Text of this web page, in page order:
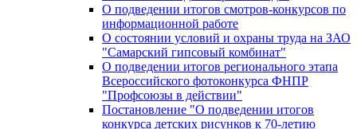
О подведении итогов смотров-конкурсов по
информационной работе
О состоянии условий и охраны труда на ЗАО
"Самарский гипсовый комбинат"
О подведении итогов регионального этапа
Всероссийского фотоконкурса ФНПР
"Профсоюзы в действии"
Постановление "О подведении итогов
конкурса детских рисунков к 70-летию